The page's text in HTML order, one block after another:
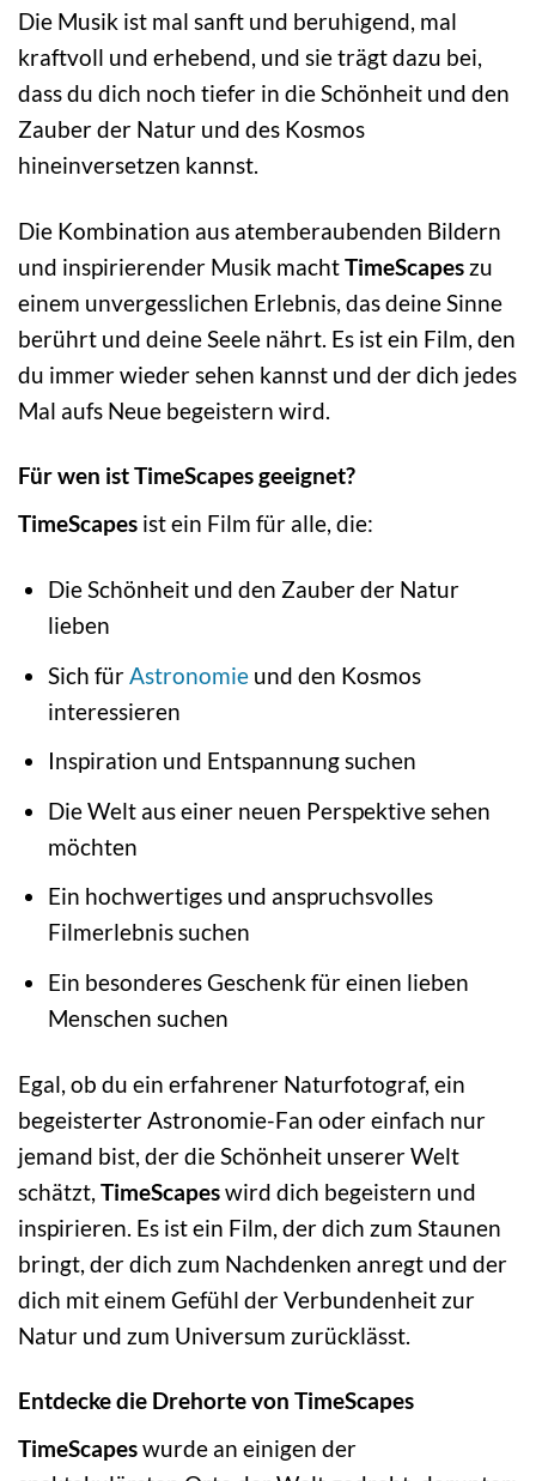
Die Musik ist mal sanft und beruhigend, mal
kraftvoll und erhebend, und sie trägt dazu bei,
dass du dich noch tiefer in die Schönheit und den
Zauber der Natur und des Kosmos
hineinversetzen kannst.
Die Kombination aus atemberaubenden Bildern
und inspirierender Musik machtTimeScapes zu
einem unvergesslichen Erlebnis, das deine Sinne
berührt und deine Seele nährt. Es ist ein Film, den
du immer wieder sehen kannst und der dich jedes
Mal aufs Neue begeistern wird.
Für wen ist TimeScapes geeignet?
TimeScapes ist ein Film für alle, die:
Die Schönheit und den Zauber der Natur
lieben
Sich für Astronomieund den Kosmos
interessieren
Inspiration und Entspannung suchen
Die Welt aus einer neuen Perspektive sehen
möchten
Ein hochwertiges und anspruchsvolles
Filmerlebnis suchen
Ein besonderes Geschenk für einen lieben
Menschen suchen
Egal, ob du ein erfahrener Naturfotograf, ein
begeisterter Astronomie-Fan oder einfach nur
jemand bist, der die Schönheit unserer Welt
schätzt, TimeScapeswird dich begeistern und
inspirieren. Es ist ein Film, der dich zum Staunen
bringt, der dich zum Nachdenken anregt und der
dich mit einem Gefühl der Verbundenheit zur
Natur und zum Universum zurücklässt.
Entdecke die Drehorte von TimeScapes
TimeScapeswurde an einigen der